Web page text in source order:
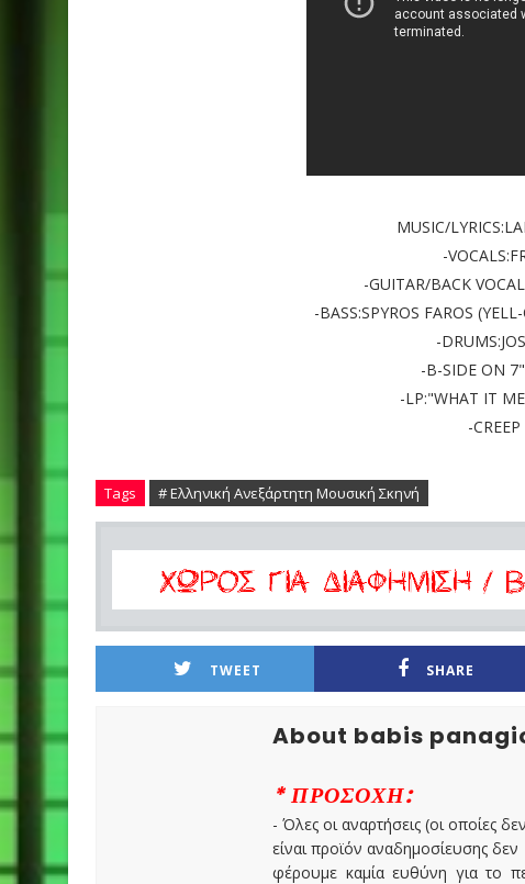
MUSIC/
-
-GUITAR/BACK
-BASS:SPYROS FAROS
-
-B-SIDE ON
-LP:"WHAT IT
-
Tags # Ελληνική Ανεξάρτητη Μουσική Σκηνή
TWEET SHARE
About babis
* ΠΡΟΣΟΧΗ:
- Όλες οι αναρτήσεις (οι οποίες
είναι προϊόν αναδημοσίευσης δεν
φέρουμε καμία ευθύνη για το